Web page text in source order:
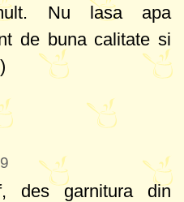
Nu lasa apa
de buna calitate si
des garnitura din